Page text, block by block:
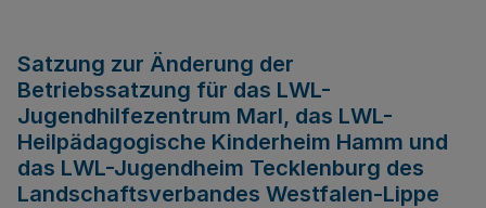
Satzung zur Änderung der
Betriebssatzung für das LWL-
Jugendhilfezentrum Marl, das LWL-
Heilpädagogische Kinderheim Hamm und
das LWL-Jugendheim Tecklenburg des
Landschaftsverbandes Westfalen-Lippe